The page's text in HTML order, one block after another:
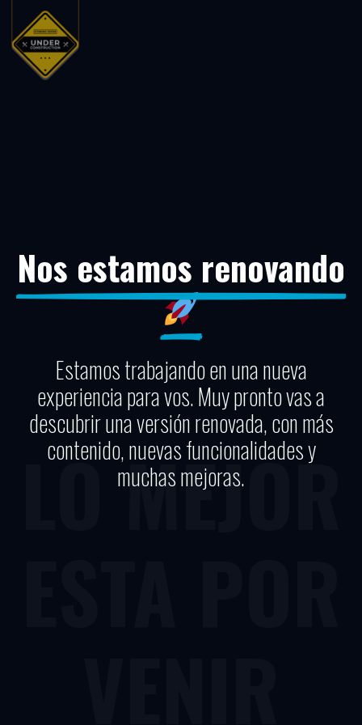
Nos estamos renovando
Estamos trabajando en una nueva
experiencia para vos. Muy pronto vas a
descubrir una versión renovada, con más
contenido, nuevas funcionalidades y
muchas mejoras.
LO MEJOR